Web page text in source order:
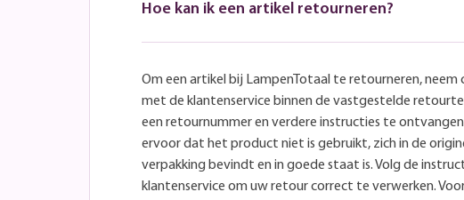
Hoe kan ik een artikel retourneren?
Om een artikel bij LampenTotaal te retourneren,
met de klantenservice binnen de vastgestelde
een retournummer en verdere instructies te
ervoor dat het product niet is gebruikt, zich in de
verpakking bevindt en in goede staat is. Volg de
klantenservice om uw retour correct te verwerken.